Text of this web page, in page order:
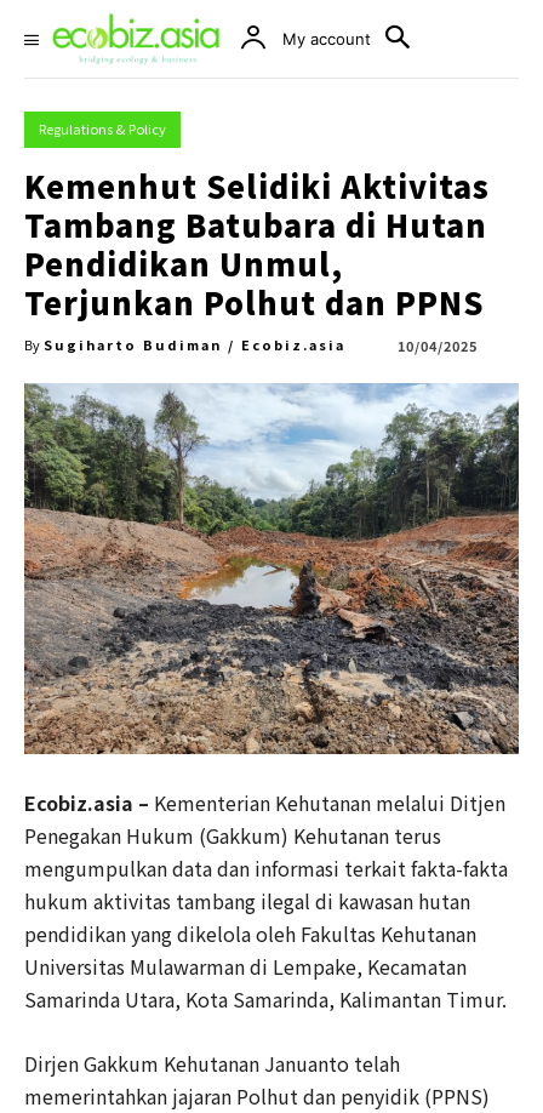
My account
Regulations & Policy
Kemenhut Selidiki Aktivitas
Tambang Batubara di Hutan
Pendidikan Unmul,
Terjunkan Polhut dan PPNS
By Sugiharto Budiman / Ecobiz.asia 10/04/2025
Ecobiz.asia – Kementerian Kehutanan melalui Ditjen
Penegakan Hukum (Gakkum) Kehutanan terus
mengumpulkan data dan informasi terkait fakta-fakta
hukum aktivitas tambang ilegal di kawasan hutan
pendidikan yang dikelola oleh Fakultas Kehutanan
Universitas Mulawarman di Lempake, Kecamatan
Samarinda Utara, Kota Samarinda, Kalimantan Timur.
Dirjen Gakkum Kehutanan Januanto telah
memerintahkan jajaran Polhut dan penyidik (PPNS)